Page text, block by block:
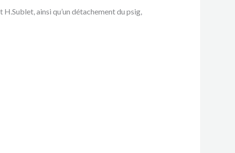
ainsi qu’un détachement du psig,